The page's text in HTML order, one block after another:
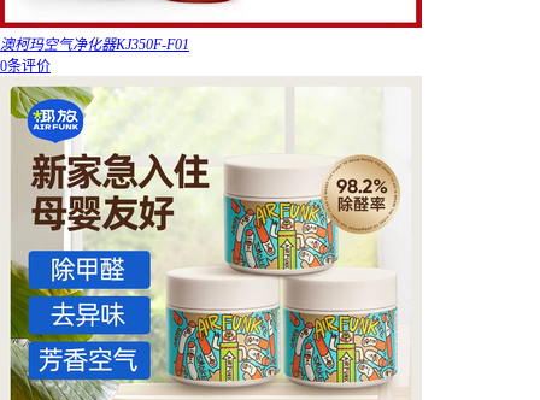
澳柯玛空气净化器KJ350F-F01
0条评价